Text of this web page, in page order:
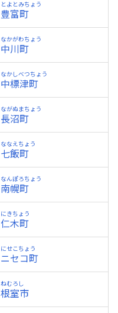
豊富町
とよとみちょう
中川町
なかがわちょう
中標津町
なかしべつちょう
長沼町
ながぬまちょう
七飯町
ななえちょう
南幌町
なんぽろちょう
仁木町
にきちょう
ニセコ町
にせこちょう
根室市
ねむろし